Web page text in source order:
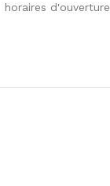
horaires d'ouverture